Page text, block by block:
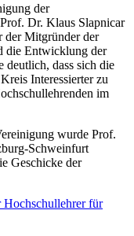
der
Dr. Klaus Slapnicar
der Mitgründer der
die Entwicklung der
deutlich, dass sich die
Interessierter zu
im
wurde Prof.
Schweinfurt
Geschicke der
Hochschullehrer für